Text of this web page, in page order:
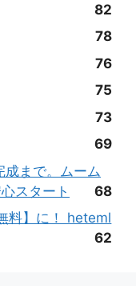
82
78
76
75
73
69
成まで。ムーム
スタート
68
料】に！ heteml
62